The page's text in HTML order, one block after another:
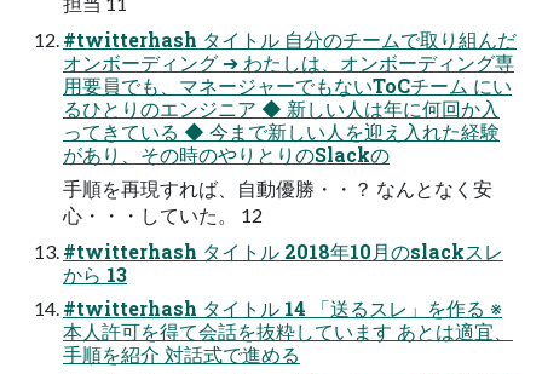
#twitterhash タイトル 自分のチームで取り組んだ
オンボーディング ➔ わたしは、オンボーディング専
用要員でも、マネージャーでもないToCチーム にい
るひとりのエンジニア ◆ 新しい人は年に何回か入
ってきている ◆ 今まで新しい人を迎え入れた経験
があり、その時のやりとりのSlackの
手順を再現すれば、自動優勝・・？ なんとなく安
心・・・していた。 12
#twitterhash タイトル 2018年10月のslackスレ
から 13
#twitterhash タイトル 14 「送るスレ」を作る ※
本人許可を得て会話を抜粋しています あとは適宜、
手順を紹介 対話式で進める